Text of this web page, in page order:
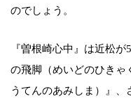
のでしょう。
『曽根崎心中』は近松
の飛脚（めいどのひきゃ
うてんのあみしま）』、